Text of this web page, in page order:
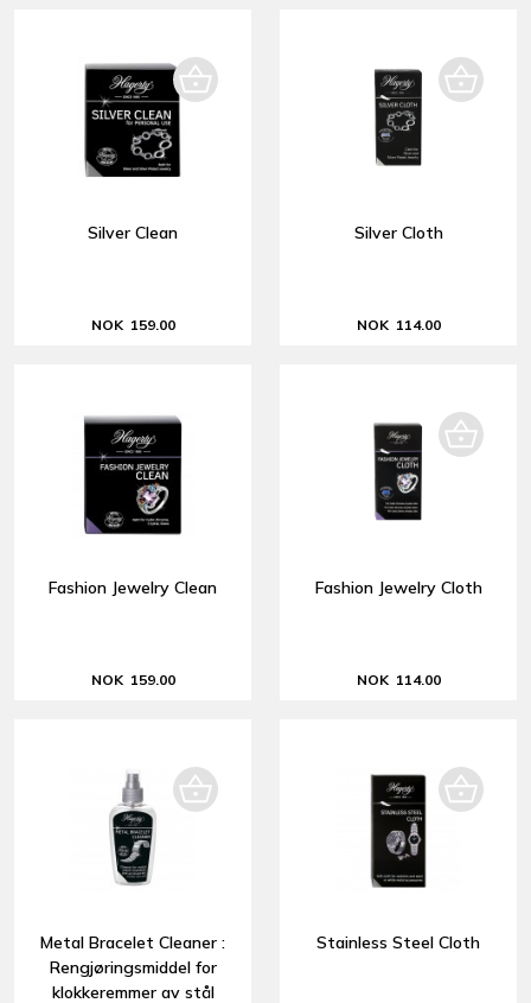
Silver Clean
NOK 159.00
Silver Cloth
NOK 114.00
Fashion Jewelry Clean
NOK 159.00
Fashion Jewelry Cloth
NOK 114.00
Metal Bracelet Cleaner :
Rengjøringsmiddel for
klokkeremmer av stål
Stainless Steel Cloth